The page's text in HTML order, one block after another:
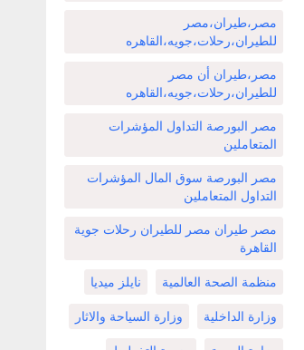
مصر،طيران،مصر
للطيران،رحلات،جويه،القاهره
مصر،طيران أن مصر
للطيران،رحلات،جويه،القاهره
مصر البورصة التداول المؤشرات
المتعاملين
مصر البورصة سوق المال المؤشرات
التداول المتعاملين
مصر طيران مصر للطيران رحلات جوية
القاهرة
منظمة الصحة العالمية نايلز ميديا
وزارة الداخلية وزارة السياحة والاثار